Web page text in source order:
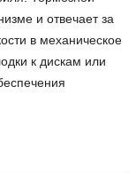
и отвечает за
в механическое
к дискам или
цилиндра: